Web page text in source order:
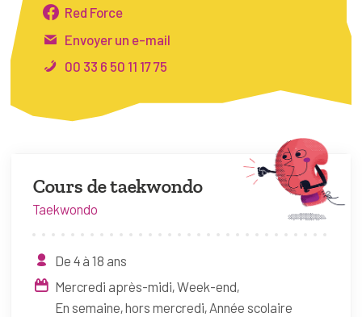
Espace pro
Bruxelles Temps Libre
Cours de taekwondo
Taekwondo
De 4 à 18 ans
Mercredi après-midi Week-end
En semaine, hors mercredi Année scolaire
Red Force
Envoyer un e-mail
00 33 6 50 11 17 75